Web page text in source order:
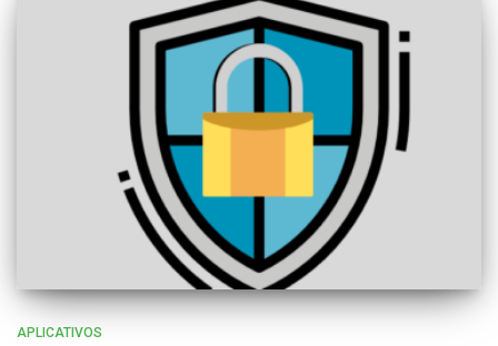
APLICATIVOS